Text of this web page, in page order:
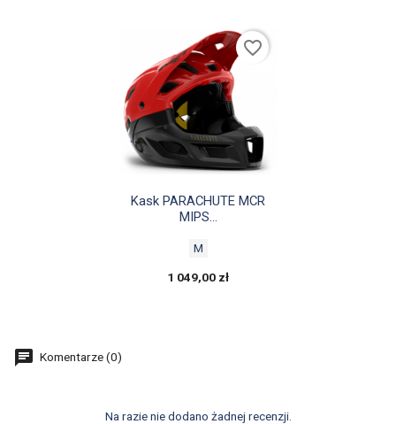
Szybki podgląd
Kask PARACHUTE MCR
MIPS...
M
1 049,00 zł
favorite_border
Komentarze (0)
Na razie nie dodano żadnej recenzji.